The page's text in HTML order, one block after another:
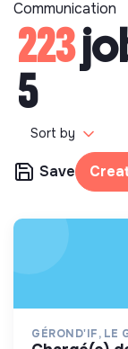
Communication
223
5
Sort by
Save
GÉROND'IF, LE